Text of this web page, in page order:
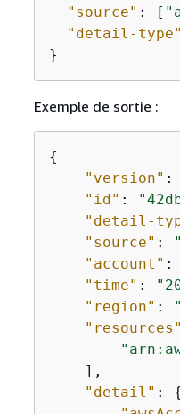
"source" : [
"detail-type"
}
Exemple de sortie :
{
"version" :
"id" :
"detail-
"source" :
"account" :
"time" :
"region" :
"resources"
    ],
"detail" : {